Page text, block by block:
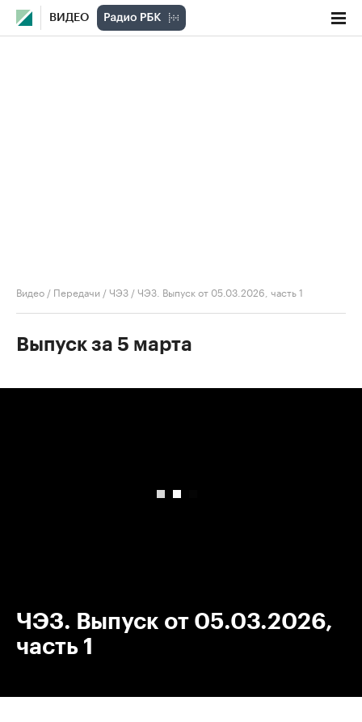
ВИДЕО
Видео / Передачи /ЧЭЗ /ЧЭЗ. Выпуск от 05.03.2026, часть 1
Выпуск за 5 марта
ЧЭЗ. Выпуск от 05.03.2026,
часть 1